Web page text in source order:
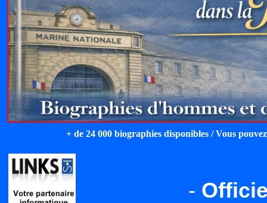
+ de 24 000 biographies disponibles / Vous
-